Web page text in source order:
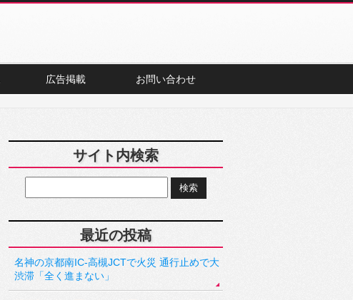
広告掲載 お問い合わせ
サイト内検索
最近の投稿
名神の京都南IC-高槻JCTで火災 通行止めで大
渋滞「全く進まない」